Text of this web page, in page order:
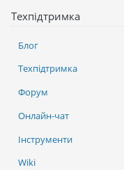
Техпідтримка
Блог
Техпідтримка
Форум
Онлайн-чат
Інструменти
Wiki